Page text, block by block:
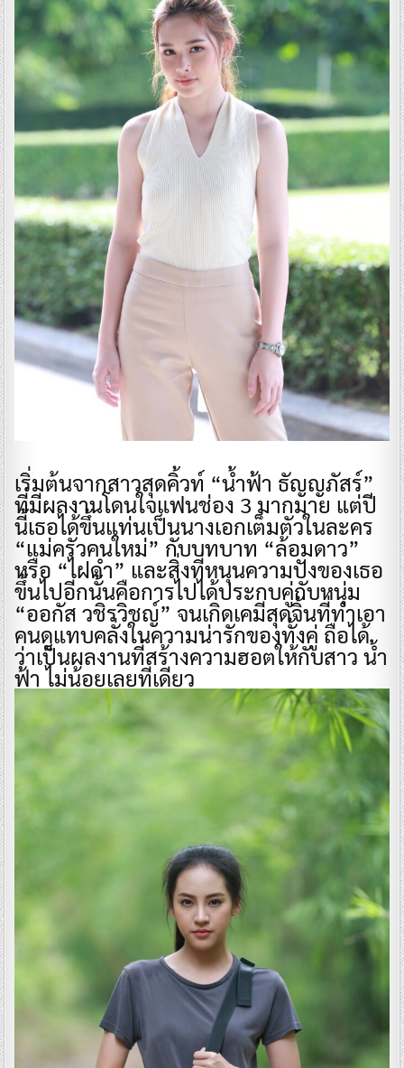
​เริ่มต้นจากสาวสุดคิ้วท์ “น้ำฟ้า ธัญญภัสร์”
ที่มีผลงานโดนใจแฟนช่อง 3 มากมาย แต่ปี
นี้เธอได้ขึ้นแท่นเป็นนางเอกเต็มตัวในละคร
“แม่ครัวคนใหม่” กับบทบาท “ล้อมดาว”
หรือ “ไฝดำ” และสิ่งที่หนุนความปังของเธอ
ขึ้นไปอีกนั้นคือการไปได้ประกบคู่กับหนุ่ม
“ออกัส วชิรวิชญ์” จนเกิดเคมีสุดจิ้นที่ทำเอา
คนดูแทบคลั่งในความน่ารักของทั้งคู่ ถือได้
ว่าเป็นผลงานที่สร้างความฮอตให้กับสาว น้ำ
ฟ้า ไม่น้อยเลยทีเดียว